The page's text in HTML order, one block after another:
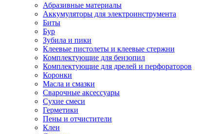
Абразивные материалы
Аккумуляторы для электроинструмента
Биты
Бур
Зубила и пики
Клеевые пистолеты и клеевые стержни
Комплектующие для бензопил
Комплектующие для дрелей и перфораторов
Коронки
Масла и смазки
Сварочные аксессуары
Сухие смеси
Герметики
Пены и отчистители
Клеи